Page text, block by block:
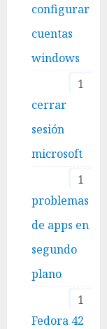
configurar
cuentas
windows
1
cerrar
sesión
microsoft
1
problemas
de apps en
segundo
plano
1
Fedora 42